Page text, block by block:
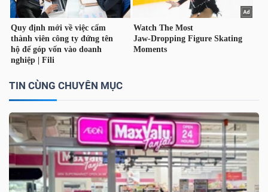
TIN CÙNG CHUYÊN MỤC
(-)
VS-
SECTOR
NĂNG
LƯỢNG